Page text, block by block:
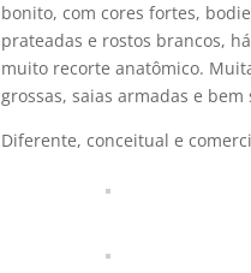
bonito, com cores fortes,
prateadas e rostos brancos,
muito recorte anatômico.
grossas, saias armadas e bem
Diferente, conceitual e